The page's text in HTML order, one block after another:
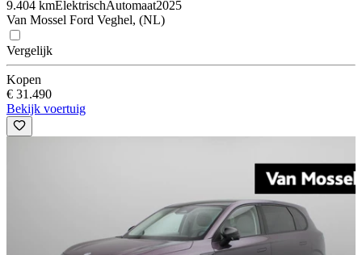
9.404 kmElektrischAutomaat2025
Van Mossel Ford Veghel, (NL)
Vergelijk
Kopen
€ 31.490
Bekijk voertuig